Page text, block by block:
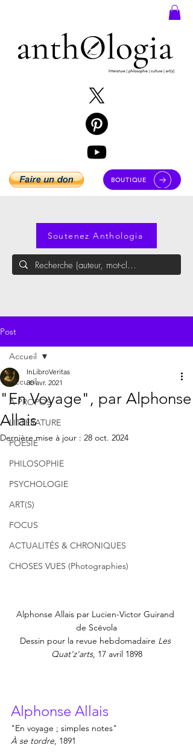
BOUTIQUE
Soutenez Anthologia
Post
Accueil
À PROPOS
LITTÉRATURE
POÉSIE
PHILOSOPHIE
PSYCHOLOGIE
ART(S)
FOCUS
ACTUALITÉS & CHRONIQUES
CHOSES VUES (Photographies)
Accueil
"En Voyage", par Alphonse
Allais
InLibroVeritas
30 avr. 2021
Dernière mise à jour : 28 oct. 2024
Alphonse Allais par Lucien-Victor Guirand
de Scévola
Dessin pour la revue hebdomadaire Les
Quat'z'arts, 17 avril 1898
Alphonse Allais
"En voyage ; simples notes"
À se tordre, 1891